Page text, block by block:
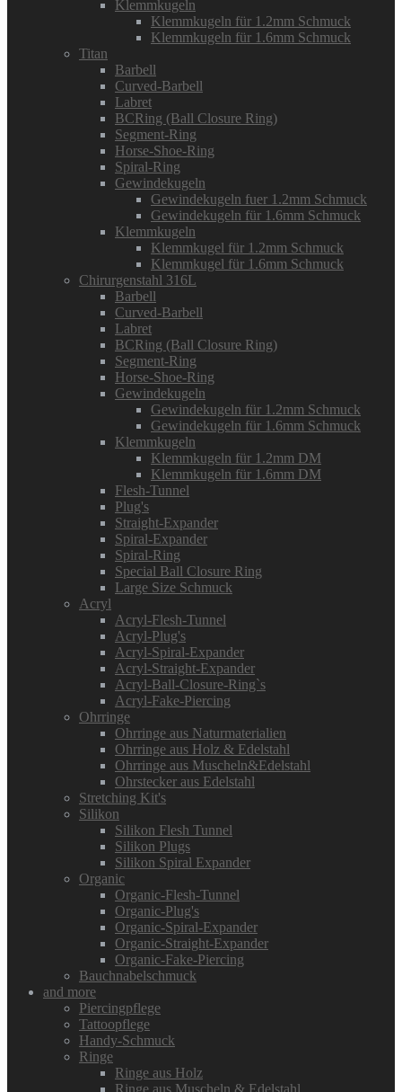
Klemmkugeln
Klemmkugeln für 1.2mm Schmuck
Klemmkugeln für 1.6mm Schmuck
Titan
Barbell
Curved-Barbell
Labret
BCRing (Ball Closure Ring)
Segment-Ring
Horse-Shoe-Ring
Spiral-Ring
Gewindekugeln
Gewindekugeln fuer 1.2mm Schmuck
Gewindekugeln für 1.6mm Schmuck
Klemmkugeln
Klemmkugel für 1.2mm Schmuck
Klemmkugel für 1.6mm Schmuck
Chirurgenstahl 316L
Barbell
Curved-Barbell
Labret
BCRing (Ball Closure Ring)
Segment-Ring
Horse-Shoe-Ring
Gewindekugeln
Gewindekugeln für 1.2mm Schmuck
Gewindekugeln für 1.6mm Schmuck
Klemmkugeln
Klemmkugeln für 1.2mm DM
Klemmkugeln für 1.6mm DM
Flesh-Tunnel
Plug's
Straight-Expander
Spiral-Expander
Spiral-Ring
Special Ball Closure Ring
Large Size Schmuck
Acryl
Acryl-Flesh-Tunnel
Acryl-Plug's
Acryl-Spiral-Expander
Acryl-Straight-Expander
Acryl-Ball-Closure-Ring`s
Acryl-Fake-Piercing
Ohrringe
Ohrringe aus Naturmaterialien
Ohrringe aus Holz & Edelstahl
Ohrringe aus Muscheln&Edelstahl
Ohrstecker aus Edelstahl
Stretching Kit's
Silikon
Silikon Flesh Tunnel
Silikon Plugs
Silikon Spiral Expander
Organic
Organic-Flesh-Tunnel
Organic-Plug's
Organic-Spiral-Expander
Organic-Straight-Expander
Organic-Fake-Piercing
Bauchnabelschmuck
and more
Piercingpflege
Tattoopflege
Handy-Schmuck
Ringe
Ringe aus Holz
Ringe aus Muscheln & Edelstahl